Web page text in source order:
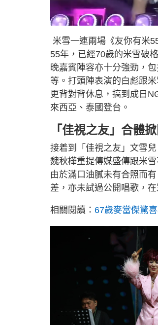
U
n
u
t
e
L
o
e
7
.
4
米雪一連兩場《友你有米
55年，已經70歲的米雪破
晚嘉賓陣容亦十分強勁，
等。打頭陣表演的白彪跟
更背對背休息，搞到成日
來西亞、泰國登台。
「佳視之友」合體
接着到「佳視之友」文雪
魏秋樺重提傳媒盛傳跟米
由於滿口油膩未有合照而
差，亦未試過公開唱歌，
相關閱讀： 67歲麥當傑驚